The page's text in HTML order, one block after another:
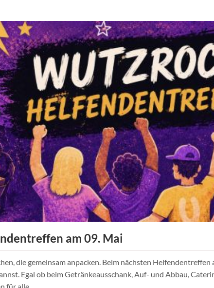
am 09. Mai
die gemeinsam anpacken. Beim nächsten Helfendentreffen
Egal ob beim Getränkeausschank, Auf- und Abbau,